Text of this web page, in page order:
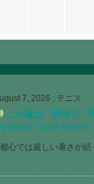
7, 2026 : テニス
この夏は、那須で「
some “cool
心では厳しい暑さが